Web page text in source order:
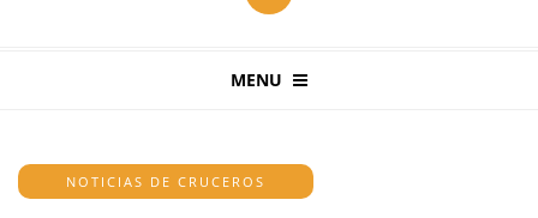
MENU
NOTICIAS DE CRUCEROS